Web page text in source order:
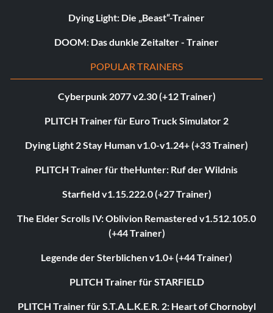
Dying Light: Die „Beast“-Trainer
DOOM: Das dunkle Zeitalter - Trainer
POPULAR TRAINERS
Cyberpunk 2077 v2.30 (+12 Trainer)
PLITCH Trainer für Euro Truck Simulator 2
Dying Light 2 Stay Human v1.0-v1.24+ (+33 Trainer)
PLITCH Trainer für theHunter: Ruf der Wildnis
Starfield v1.15.222.0 (+27 Trainer)
The Elder Scrolls IV: Oblivion Remastered v1.512.105.0
(+44 Trainer)
Legende der Sterblichen v1.0+ (+44 Trainer)
PLITCH Trainer für STARFIELD
PLITCH Trainer für S.T.A.L.K.E.R. 2: Heart of Chornobyl